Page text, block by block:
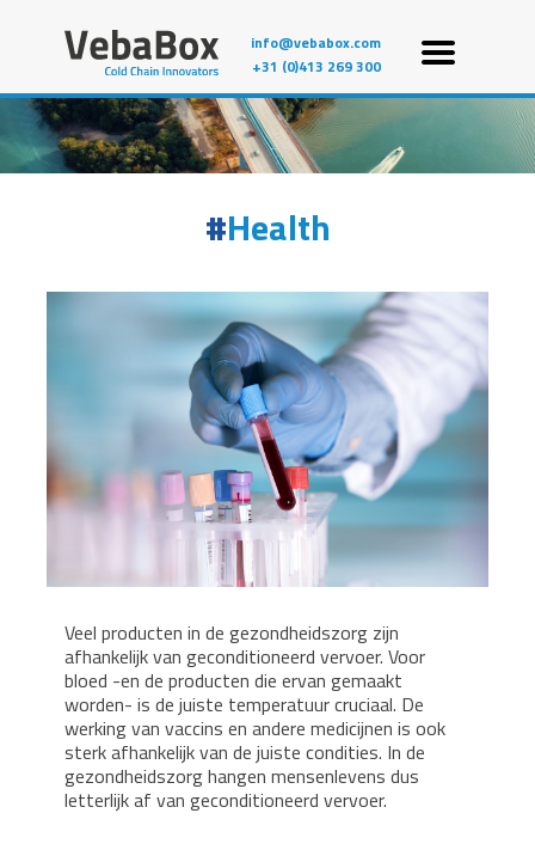
info@vebabox.com
+31 (0)413 269 300
Health
Veel producten in de gezondheidszorg zijn
afhankelijk van geconditioneerd vervoer. Voor
bloed -en de producten die ervan gemaakt
worden- is de juiste temperatuur cruciaal. De
werking van vaccins en andere medicijnen is ook
sterk afhankelijk van de juiste condities. In de
gezondheidszorg hangen mensenlevens dus
letterlijk af van geconditioneerd vervoer.